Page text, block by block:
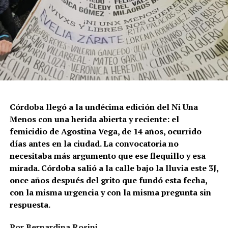
Córdoba llegó a la undécima edición del Ni Una
Menos con una herida abierta y reciente: el
femicidio de Agostina Vega, de 14 años, ocurrido
días antes en la ciudad. La convocatoria no
necesitaba más argumento que ese flequillo y esa
mirada. Córdoba salió a la calle bajo la lluvia este 3J,
once años después del grito que fundó esta fecha,
con la misma urgencia y con la misma pregunta sin
respuesta.